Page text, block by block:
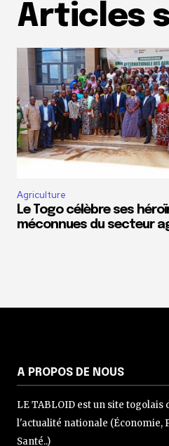
Articles
Agriculture
Le Togo célèbre ses
méconnues du secteur
A PROPOS DE NOUS
LE TABLOID est un site
l'actualité nationale (Économie,
Santé..)